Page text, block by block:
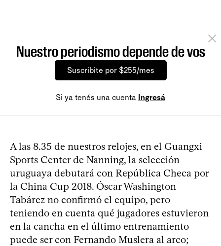
Nuestro periodismo depende de vos
Suscribite por $255/mes
Si ya tenés una cuenta Ingresá
A las 8.35 de nuestros relojes, en el Guangxi
Sports Center de Nanning, la selección
uruguaya debutará con República Checa por
la China Cup 2018. Óscar Washington
Tabárez no confirmó el equipo, pero
teniendo en cuenta qué jugadores estuvieron
en la cancha en el último entrenamiento
puede ser con Fernando Muslera al arco;